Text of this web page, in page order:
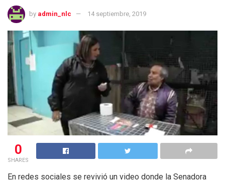
by admin_nlc 14 septiembre, 2019
0
SHARES
En redes sociales se revivió un video donde la Senadora